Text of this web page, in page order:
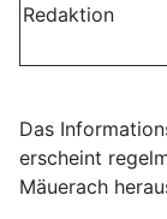
Redaktion
Das
erscheint
Mäuerach